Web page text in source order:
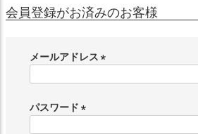
会員登録がお済みのお客様
メールアドレス
)
パスワード